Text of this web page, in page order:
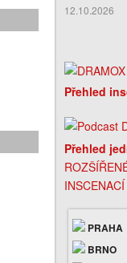
12.10.2026
Přehled
Přehled
INSCENACÍ
PRAHA
BRNO